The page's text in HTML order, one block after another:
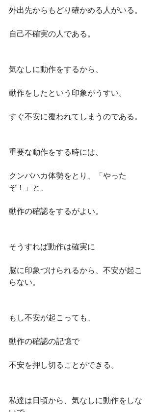
外出先からもどり確かめる人がいる。
自己不確実の人である。
気なしに動作をするから、
動作をしたという印象がうすい。
すぐ不安に覆われてしまうのである。
重要な動作をする時には、
クンバハカ体勢をとり、「やった
ぞ！」と、
動作の確認をするがよい。
そうすれば動作は確実に
脳に印象づけられるから、不安が起こ
らない。
もし不安が起こっても、
動作の確認の記憶で
不安を押し切ることができる。
私達は日頃から、気なしに動作をしな